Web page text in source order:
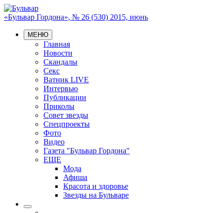
«Бульвар Гордона», № 26 (530) 2015, июнь
МЕНЮ
Главная
Новости
Скандалы
Секс
Ватник LIVE
Интервью
Публикации
Приколы
Совет звезды
Спецпроекты
Фото
Видео
Газета "Бульвар Гордона"
ЕЩЕ
Мода
Афиша
Красота и здоровье
Звезды на Бульваре